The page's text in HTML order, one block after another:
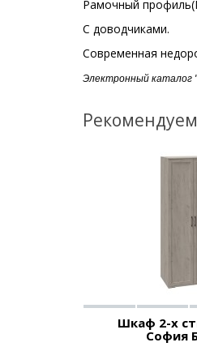
Рамочный
С доводчиками.
Современная
Электронный каталог
Шкаф 2-х
София